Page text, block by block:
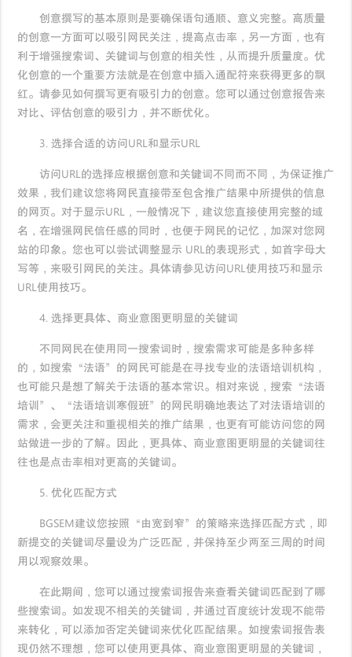
创意撰写的基本原则是要确保语句通顺、意义完整。高质量
的创意一方面可以吸引网民关注，提高点击率，另一方面，也有
利于增强搜索词、关键词与创意的相关性，从而提升质量度。优
化创意的一个重要方法就是在创意中插入通配符来获得更多的飘
红。请参见如何撰写更有吸引力的创意。您可以通过创意报告来
对比、评估创意的吸引力，并不断优化。
3. 选择合适的访问URL和显示URL
访问URL的选择应根据创意和关键词不同而不同，为保证推广
效果，我们建议您将网民直接带至包含推广结果中所提供的信息
的网页。对于显示URL，一般情况下，建议您直接使用完整的域
名，在增强网民信任感的同时，也便于网民的记忆，加深对您网
站的印象。您也可以尝试调整显示 URL的表现形式，如首字母大
写等，来吸引网民的关注。具体请参见访问URL使用技巧和显示
URL使用技巧。
4. 选择更具体、商业意图更明显的关键词
不同网民在使用同一搜索词时，搜索需求可能是多种多样
的，如搜索“法语”的网民可能是在寻找专业的法语培训机构，
也可能只是想了解关于法语的基本常识。相对来说，搜索“法语
培训”、“法语培训寒假班”的网民明确地表达了对法语培训的
需求，会更关注和重视相关的推广结果，也更有可能访问您的网
站做进一步的了解。因此，更具体、商业意图更明显的关键词往
往也是点击率相对更高的关键词。
5. 优化匹配方式
BGSEM建议您按照“由宽到窄”的策略来选择匹配方式，即
新提交的关键词尽量设为广泛匹配，并保持至少两至三周的时间
用以观察效果。
在此期间，您可以通过搜索词报告来查看关键词匹配到了哪
些搜索词。如发现不相关的关键词，并通过百度统计发现不能带
来转化，可以添加否定关键词来优化匹配结果。如搜索词报告表
现仍然不理想，您可以使用更具体、商业意图更明显的关键词，